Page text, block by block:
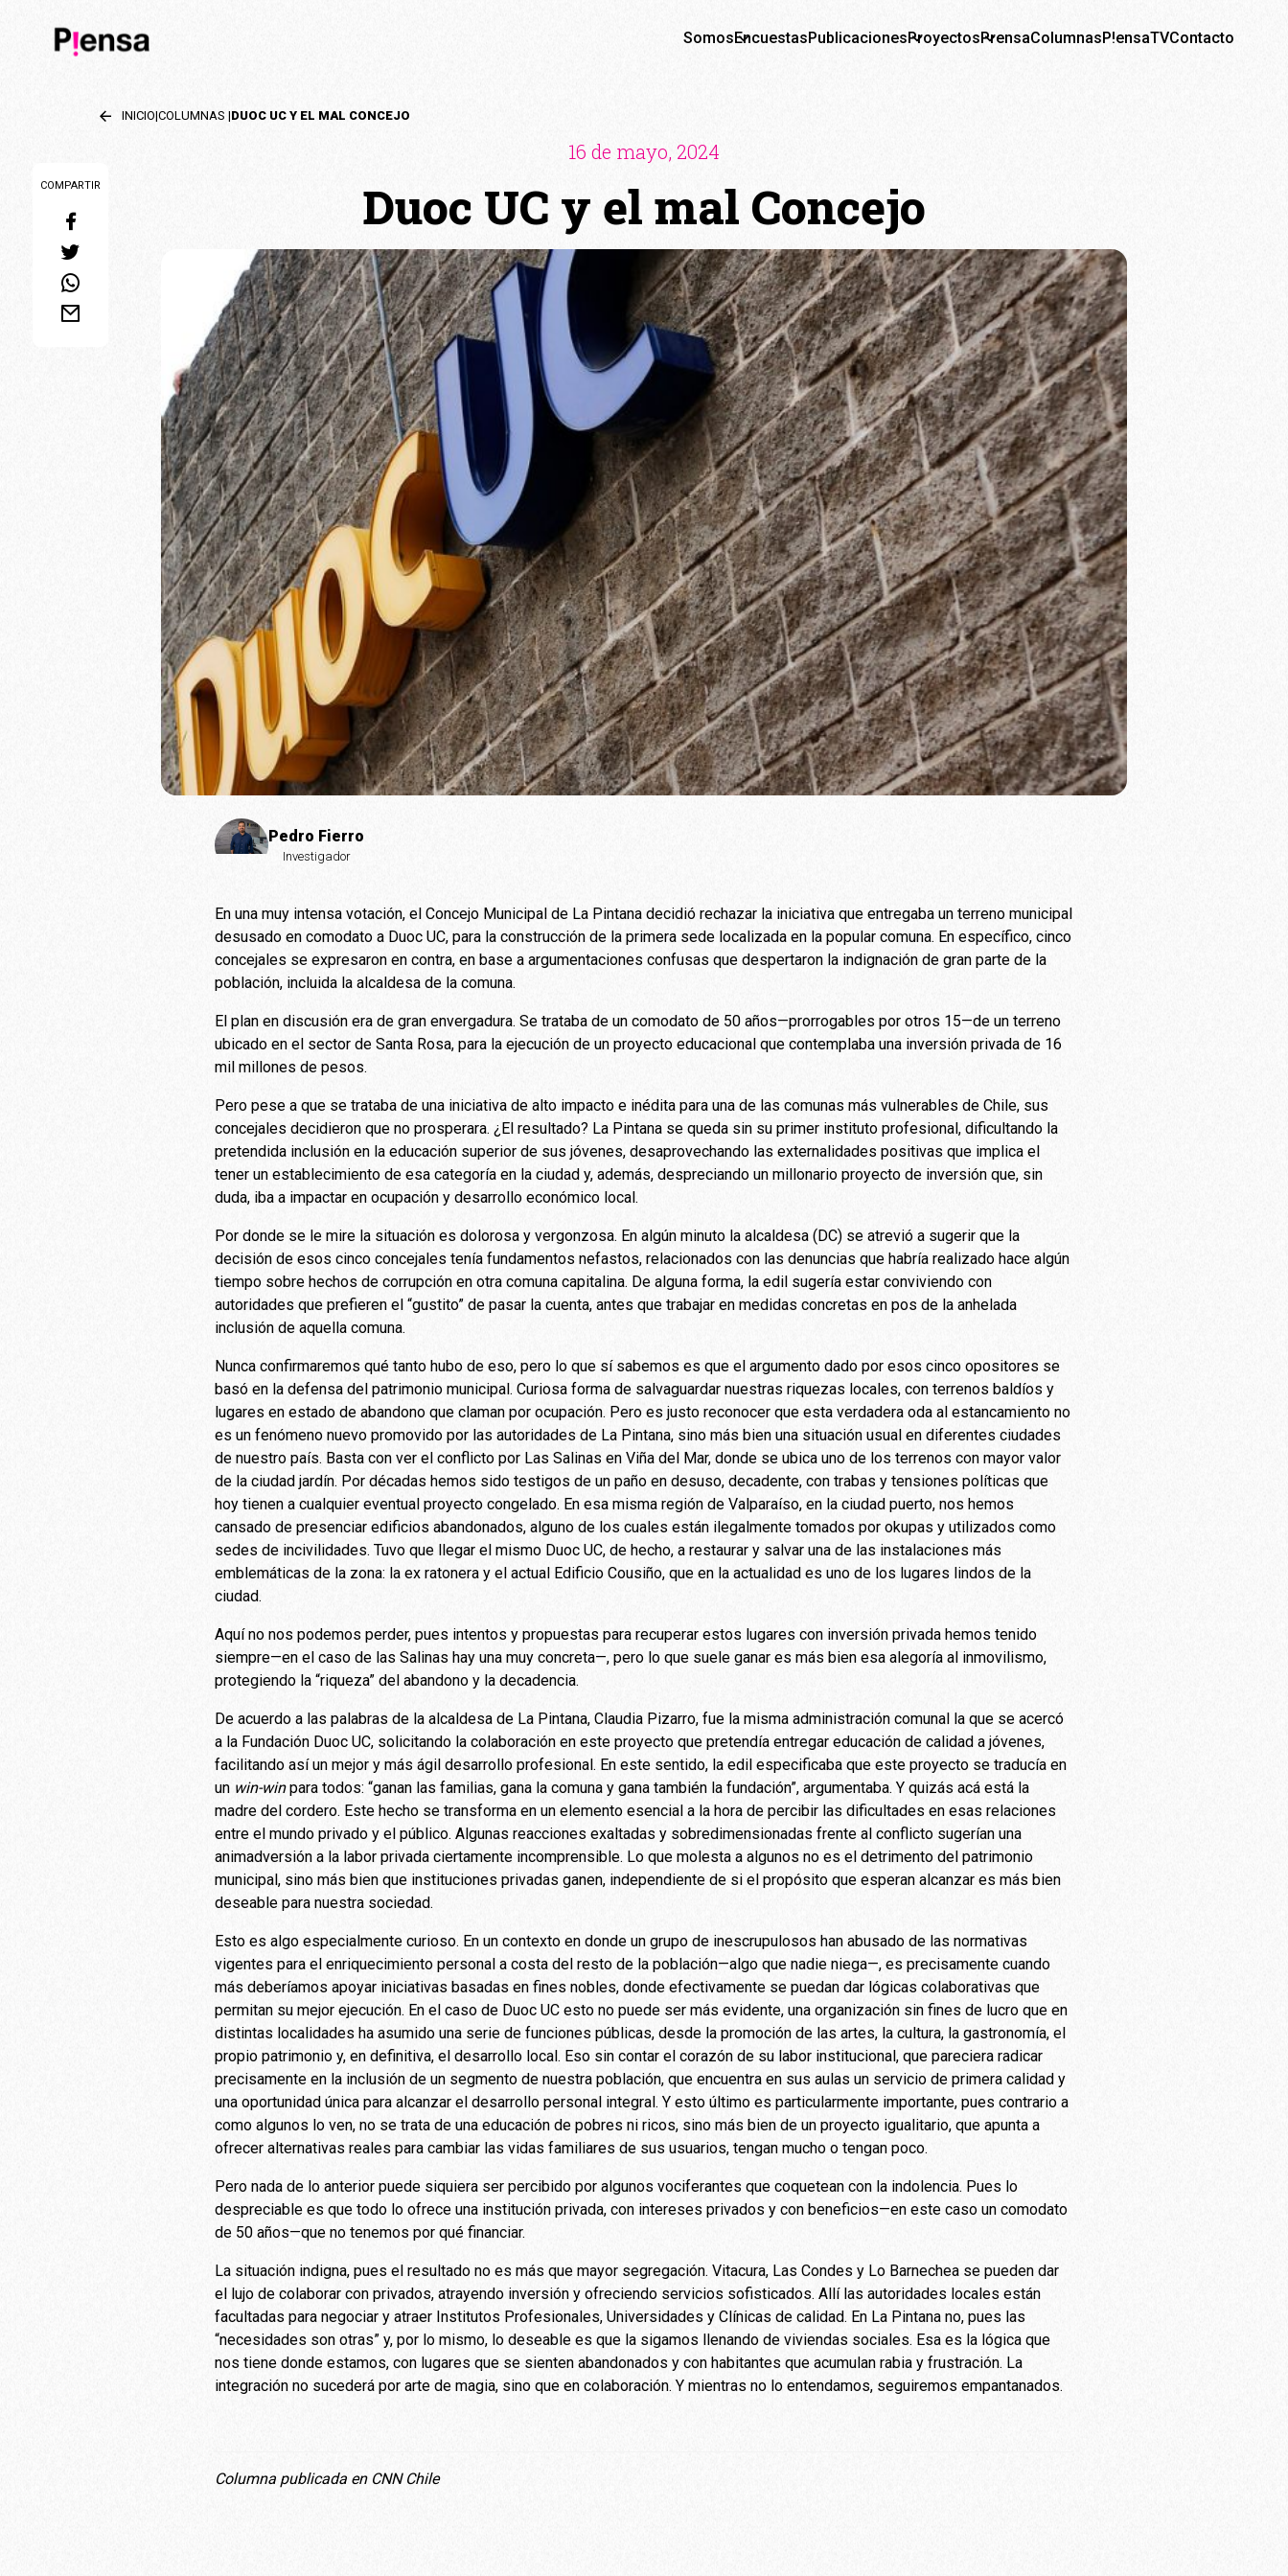
SomosEncuestasPublicacionesProyectosPrensaColumnasP!ensaTVContacto
INICIO|COLUMNAS |DUOC UC Y EL MAL CONCEJO
COMPARTIR
16 de mayo, 2024
Duoc UC y el mal Concejo
Pedro Fierro
Investigador
En una muy intensa votación, el Concejo Municipal de La Pintana decidió rechazar la iniciativa que entregaba un terreno municipal
desusado en comodato a Duoc UC, para la construcción de la primera sede localizada en la popular comuna. En específico, cinco
concejales se expresaron en contra, en base a argumentaciones confusas que despertaron la indignación de gran parte de la
población, incluida la alcaldesa de la comuna.
El plan en discusión era de gran envergadura. Se trataba de un comodato de 50 años—prorrogables por otros 15—de un terreno
ubicado en el sector de Santa Rosa, para la ejecución de un proyecto educacional que contemplaba una inversión privada de 16
mil millones de pesos.
Pero pese a que se trataba de una iniciativa de alto impacto e inédita para una de las comunas más vulnerables de Chile, sus
concejales decidieron que no prosperara. ¿El resultado? La Pintana se queda sin su primer instituto profesional, dificultando la
pretendida inclusión en la educación superior de sus jóvenes, desaprovechando las externalidades positivas que implica el
tener un establecimiento de esa categoría en la ciudad y, además, despreciando un millonario proyecto de inversión que, sin
duda, iba a impactar en ocupación y desarrollo económico local.
Por donde se le mire la situación es dolorosa y vergonzosa. En algún minuto la alcaldesa (DC) se atrevió a sugerir que la
decisión de esos cinco concejales tenía fundamentos nefastos, relacionados con las denuncias que habría realizado hace algún
tiempo sobre hechos de corrupción en otra comuna capitalina. De alguna forma, la edil sugería estar conviviendo con
autoridades que prefieren el “gustito” de pasar la cuenta, antes que trabajar en medidas concretas en pos de la anhelada
inclusión de aquella comuna.
Nunca confirmaremos qué tanto hubo de eso, pero lo que sí sabemos es que el argumento dado por esos cinco opositores se
basó en la defensa del patrimonio municipal. Curiosa forma de salvaguardar nuestras riquezas locales, con terrenos baldíos y
lugares en estado de abandono que claman por ocupación. Pero es justo reconocer que esta verdadera oda al estancamiento no
es un fenómeno nuevo promovido por las autoridades de La Pintana, sino más bien una situación usual en diferentes ciudades
de nuestro país. Basta con ver el conflicto por Las Salinas en Viña del Mar, donde se ubica uno de los terrenos con mayor valor
de la ciudad jardín. Por décadas hemos sido testigos de un paño en desuso, decadente, con trabas y tensiones políticas que
hoy tienen a cualquier eventual proyecto congelado. En esa misma región de Valparaíso, en la ciudad puerto, nos hemos
cansado de presenciar edificios abandonados, alguno de los cuales están ilegalmente tomados por okupas y utilizados como
sedes de incivilidades. Tuvo que llegar el mismo Duoc UC, de hecho, a restaurar y salvar una de las instalaciones más
emblemáticas de la zona: la ex ratonera y el actual Edificio Cousiño, que en la actualidad es uno de los lugares lindos de la
ciudad.
Aquí no nos podemos perder, pues intentos y propuestas para recuperar estos lugares con inversión privada hemos tenido
siempre—en el caso de las Salinas hay una muy concreta—, pero lo que suele ganar es más bien esa alegoría al inmovilismo,
protegiendo la “riqueza” del abandono y la decadencia.
De acuerdo a las palabras de la alcaldesa de La Pintana, Claudia Pizarro, fue la misma administración comunal la que se acercó
a la Fundación Duoc UC, solicitando la colaboración en este proyecto que pretendía entregar educación de calidad a jóvenes,
facilitando así un mejor y más ágil desarrollo profesional. En este sentido, la edil especificaba que este proyecto se traducía en
un win-winpara todos: “ganan las familias, gana la comuna y gana también la fundación”, argumentaba. Y quizás acá está la
madre del cordero. Este hecho se transforma en un elemento esencial a la hora de percibir las dificultades en esas relaciones
entre el mundo privado y el público. Algunas reacciones exaltadas y sobredimensionadas frente al conflicto sugerían una
animadversión a la labor privada ciertamente incomprensible. Lo que molesta a algunos no es el detrimento del patrimonio
municipal, sino más bien que instituciones privadas ganen, independiente de si el propósito que esperan alcanzar es más bien
deseable para nuestra sociedad.
Esto es algo especialmente curioso. En un contexto en donde un grupo de inescrupulosos han abusado de las normativas
vigentes para el enriquecimiento personal a costa del resto de la población—algo que nadie niega—, es precisamente cuando
más deberíamos apoyar iniciativas basadas en fines nobles, donde efectivamente se puedan dar lógicas colaborativas que
permitan su mejor ejecución. En el caso de Duoc UC esto no puede ser más evidente, una organización sin fines de lucro que en
distintas localidades ha asumido una serie de funciones públicas, desde la promoción de las artes, la cultura, la gastronomía, el
propio patrimonio y, en definitiva, el desarrollo local. Eso sin contar el corazón de su labor institucional, que pareciera radicar
precisamente en la inclusión de un segmento de nuestra población, que encuentra en sus aulas un servicio de primera calidad y
una oportunidad única para alcanzar el desarrollo personal integral. Y esto último es particularmente importante, pues contrario a
como algunos lo ven, no se trata de una educación de pobres ni ricos, sino más bien de un proyecto igualitario, que apunta a
ofrecer alternativas reales para cambiar las vidas familiares de sus usuarios, tengan mucho o tengan poco.
Pero nada de lo anterior puede siquiera ser percibido por algunos vociferantes que coquetean con la indolencia. Pues lo
despreciable es que todo lo ofrece una institución privada, con intereses privados y con beneficios—en este caso un comodato
de 50 años—que no tenemos por qué financiar.
La situación indigna, pues el resultado no es más que mayor segregación. Vitacura, Las Condes y Lo Barnechea se pueden dar
el lujo de colaborar con privados, atrayendo inversión y ofreciendo servicios sofisticados. Allí las autoridades locales están
facultadas para negociar y atraer Institutos Profesionales, Universidades y Clínicas de calidad. En La Pintana no, pues las
“necesidades son otras” y, por lo mismo, lo deseable es que la sigamos llenando de viviendas sociales. Esa es la lógica que
nos tiene donde estamos, con lugares que se sienten abandonados y con habitantes que acumulan rabia y frustración. La
integración no sucederá por arte de magia, sino que en colaboración. Y mientras no lo entendamos, seguiremos empantanados.
Columna publicada en CNN Chile